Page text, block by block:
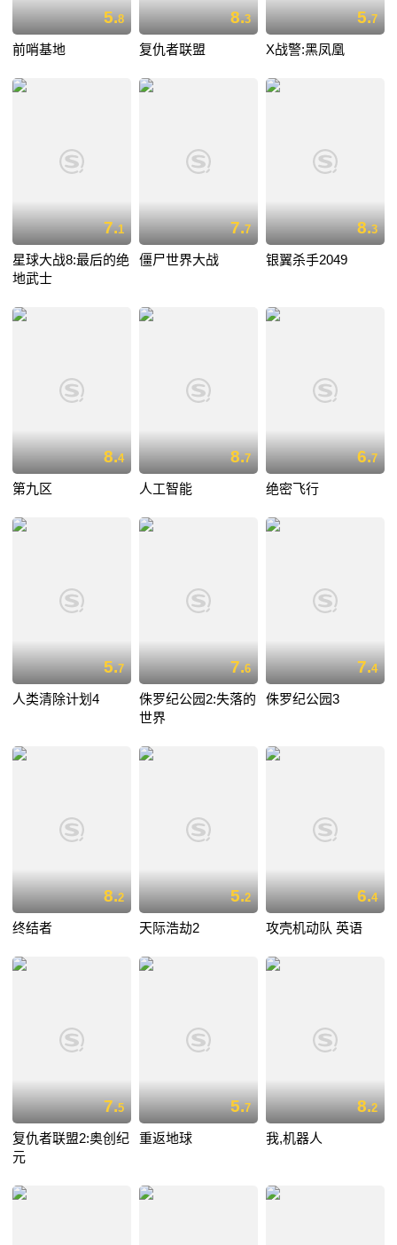
5.8
前哨基地
8.3
复仇者联盟
5.7
X战警:黑凤凰
7.1
星球大战8:最后的绝
地武士
7.7
僵尸世界大战
8.3
银翼杀手2049
8.4
第九区
8.7
人工智能
6.7
绝密飞行
5.7
人类清除计划4
7.6
侏罗纪公园2:失落的
世界
7.4
侏罗纪公园3
8.2
终结者
5.2
天际浩劫2
6.4
攻壳机动队 英语
7.5
复仇者联盟2:奥创纪
元
5.7
重返地球
8.2
我,机器人